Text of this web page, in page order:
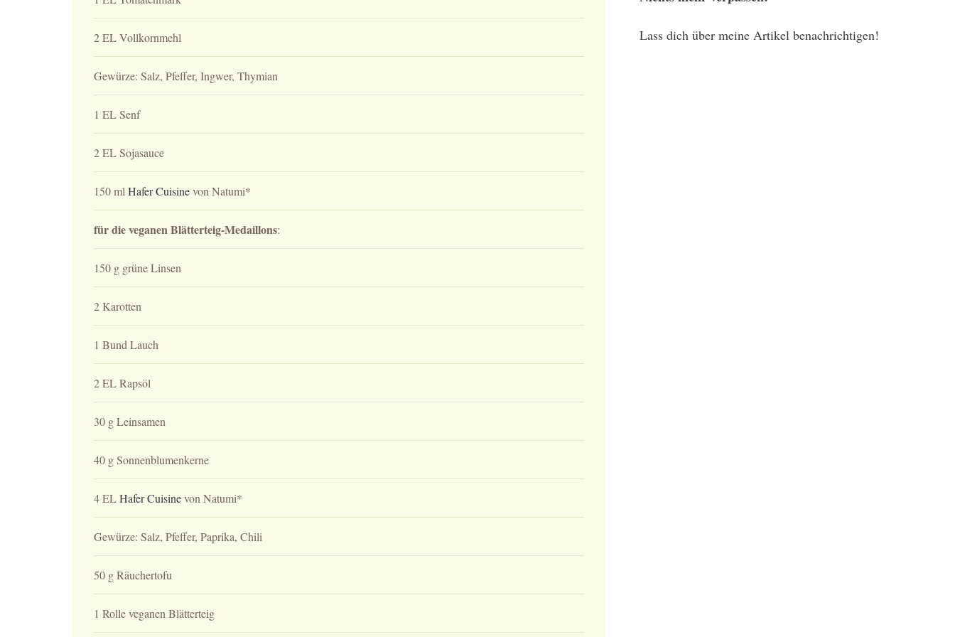
2 EL Vollkornmehl
Gewürze: Salz, Pfeffer, Ingwer, Thymian
1 EL Senf
2 EL Sojasauce
150 ml Hafer Cuisinevon Natumi*
für die veganen Blätterteig-Medaillons:
150 g grüne Linsen
2 Karotten
1 Bund Lauch
2 EL Rapsöl
30 g Leinsamen
40 g Sonnenblumenkerne
4 ELHafer Cuisinevon Natumi*
Gewürze: Salz, Pfeffer, Paprika, Chili
50 g Räuchertofu
1 Rolle veganen Blätterteig
Lass dich über meine Artikel benachrichtigen!